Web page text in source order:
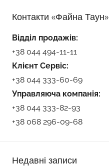
Контакти «Файна Таун»
Відділ продажів:
+38 044 494-11-11
Клієнт Сервіс:
+38 044 333-60-69
Управляюча компанія:
+38 044 333-82-93
+38 068 296-09-68
Недавні записи